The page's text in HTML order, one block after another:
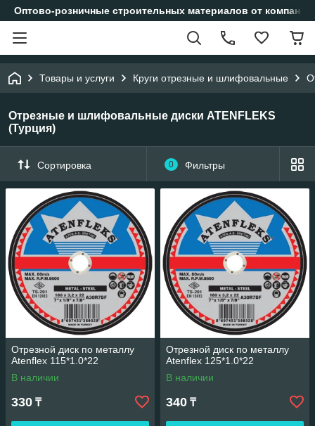
Оптово-розничные строительных материалов от
Товары и услуги Круги отрезные и шлифовальные
Отрезные и шлифовальные диски ATENFLEKS
(Турция)
Сортировка 0 Фильтры
Отрезной диск по металлу
Atenflex 115*1.0*22
В наличии
330 ₸
Отрезной диск по металлу
Atenflex 125*1.0*22
В наличии
340 ₸